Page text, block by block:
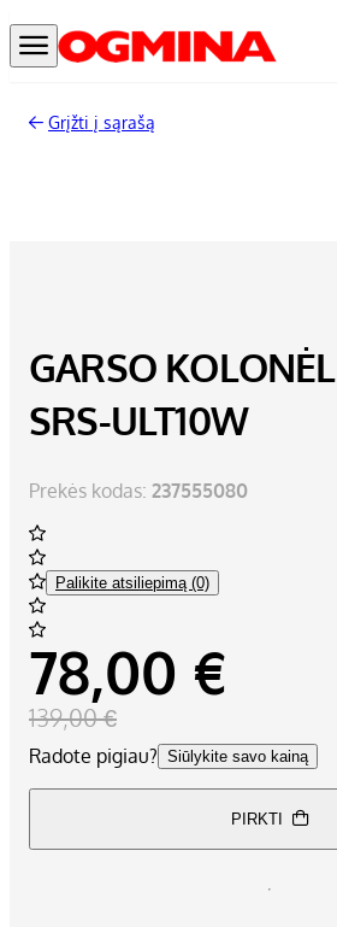
Grįžti į sąrašą
GARSO
SRS-ULT10W
Prekės kodas: 237555080
Palikite atsiliepimą (0)
78,00 €
139,00 €
Radote pigiau? Siūlykite savo kainą
PIRKTI